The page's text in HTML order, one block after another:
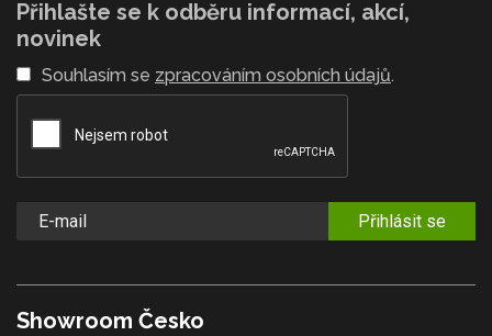
Přihlašte se k odběru informací, akcí,
novinek
Souhlasím se zpracováním osobních údajů.
Přihlásit se
Showroom Česko